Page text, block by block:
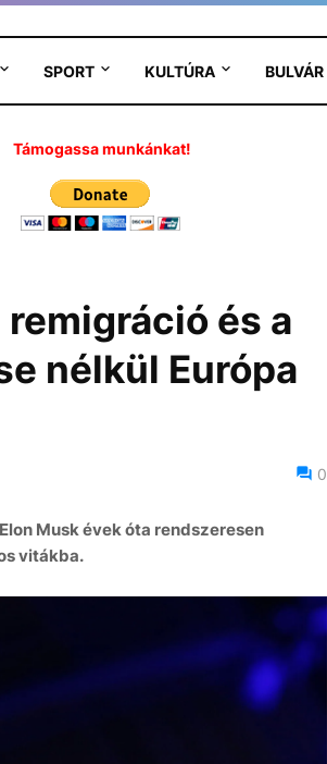
SPORT KULTÚRA BULVÁR
Támogassa munkánkat!
és a
nélkül Európa
0
Musk évek óta rendszeresen
vitákba.